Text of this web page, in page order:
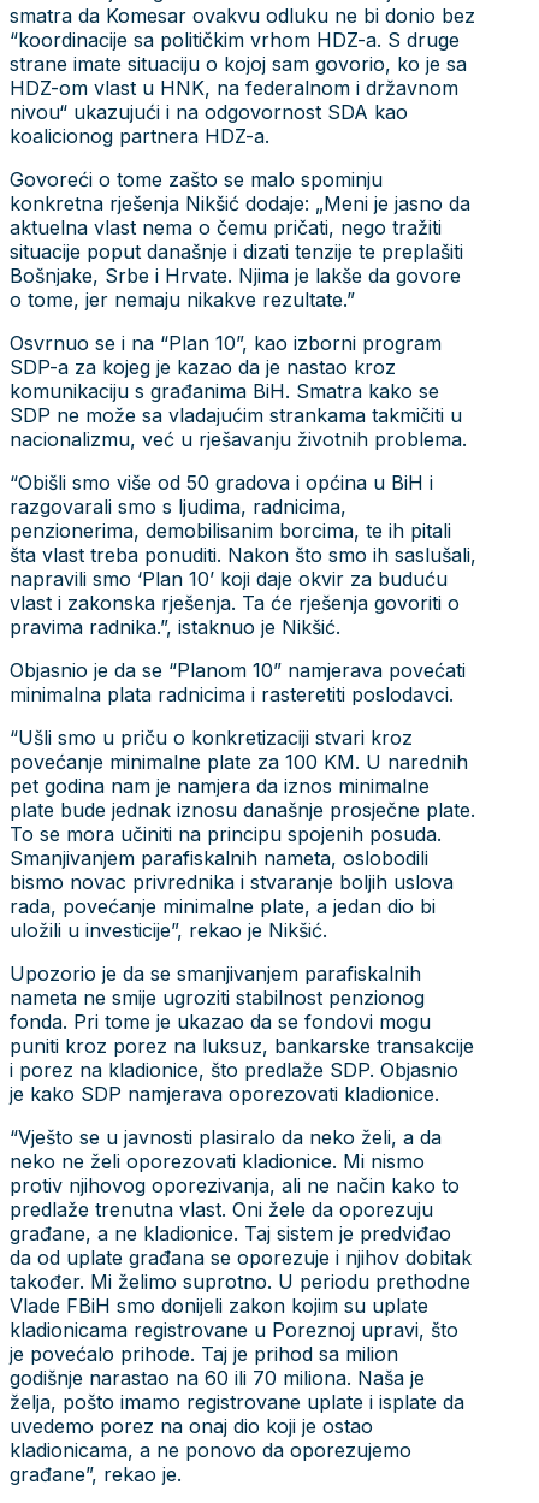
smatra da Komesar ovakvu odluku ne bi donio bez
“koordinacije sa političkim vrhom HDZ-a. S druge
strane imate situaciju o kojoj sam govorio, ko je sa
HDZ-om vlast u HNK, na federalnom i državnom
nivou“ ukazujući i na odgovornost SDA kao
koalicionog partnera HDZ-a.
Govoreći o tome zašto se malo spominju
konkretna rješenja Nikšić dodaje: „Meni je jasno da
aktuelna vlast nema o čemu pričati, nego tražiti
situacije poput današnje i dizati tenzije te preplašiti
Bošnjake, Srbe i Hrvate. Njima je lakše da govore
o tome, jer nemaju nikakve rezultate.”
Osvrnuo se i na “Plan 10”, kao izborni program
SDP-a za kojeg je kazao da je nastao kroz
komunikaciju s građanima BiH. Smatra kako se
SDP ne može sa vladajućim strankama takmičiti u
nacionalizmu, već u rješavanju životnih problema.
“Obišli smo više od 50 gradova i općina u BiH i
razgovarali smo s ljudima, radnicima,
penzionerima, demobilisanim borcima, te ih pitali
šta vlast treba ponuditi. Nakon što smo ih saslušali,
napravili smo ‘Plan 10’ koji daje okvir za buduću
vlast i zakonska rješenja. Ta će rješenja govoriti o
pravima radnika.”, istaknuo je Nikšić.
Objasnio je da se “Planom 10” namjerava povećati
minimalna plata radnicima i rasteretiti poslodavci.
“Ušli smo u priču o konkretizaciji stvari kroz
povećanje minimalne plate za 100 KM. U narednih
pet godina nam je namjera da iznos minimalne
plate bude jednak iznosu današnje prosječne plate.
To se mora učiniti na principu spojenih posuda.
Smanjivanjem parafiskalnih nameta, oslobodili
bismo novac privrednika i stvaranje boljih uslova
rada, povećanje minimalne plate, a jedan dio bi
uložili u investicije”, rekao je Nikšić.
Upozorio je da se smanjivanjem parafiskalnih
nameta ne smije ugroziti stabilnost penzionog
fonda. Pri tome je ukazao da se fondovi mogu
puniti kroz porez na luksuz, bankarske transakcije
i porez na kladionice, što predlaže SDP. Objasnio
je kako SDP namjerava oporezovati kladionice.
“Vješto se u javnosti plasiralo da neko želi, a da
neko ne želi oporezovati kladionice. Mi nismo
protiv njihovog oporezivanja, ali ne način kako to
predlaže trenutna vlast. Oni žele da oporezuju
građane, a ne kladionice. Taj sistem je predviđao
da od uplate građana se oporezuje i njihov dobitak
također. Mi želimo suprotno. U periodu prethodne
Vlade FBiH smo donijeli zakon kojim su uplate
kladionicama registrovane u Poreznoj upravi, što
je povećalo prihode. Taj je prihod sa milion
godišnje narastao na 60 ili 70 miliona. Naša je
želja, pošto imamo registrovane uplate i isplate da
uvedemo porez na onaj dio koji je ostao
kladionicama, a ne ponovo da oporezujemo
građane”, rekao je.